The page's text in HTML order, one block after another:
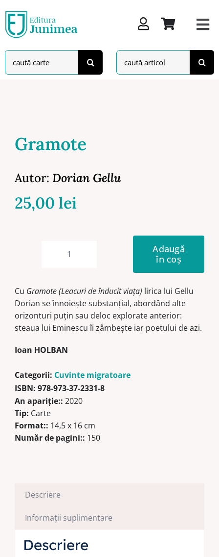
to
content
Search
for:
Search
for:
Gramote
Autor: Dorian Gellu
25,00 lei
Cantitate
Adaugă
în coș
Cu Gramote (Leacuri de înducit viața) lirica lui Gellu
Dorian se înnoiește substanțial, abordând alte
orizonturi puțin sau deloc explorate anterior:
steaua lui Eminescu îi zâmbește iar poetului de azi.
Ioan HOLBAN
Categorii: Cuvinte migratoare
ISBN: 978-973-37-2331-8
An apariţie:: 2020
Tip: Carte
Format:: 14,5 x 16 cm
Număr de pagini:: 150
Descriere
Informații suplimentare
Descriere